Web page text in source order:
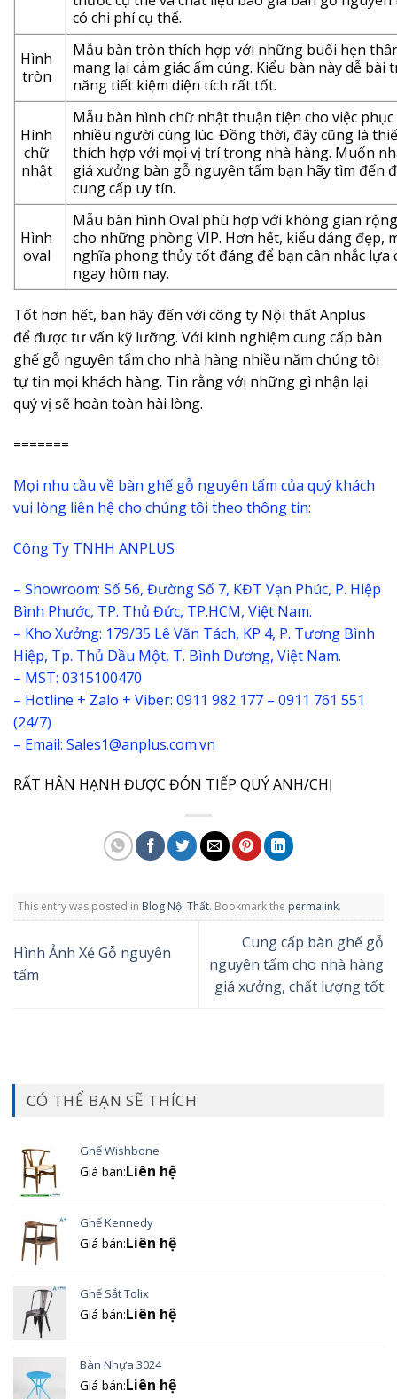
có chi phí cụ thể.
Hình
tròn
Mẫu bàn tròn thích hợp với những buổi hẹn
mang lại cảm giác ấm cúng. Kiểu bàn này dễ bài
năng tiết kiệm diện tích rất tốt.
Hình
chữ
nhật
Mẫu bàn hình chữ nhật thuận tiện cho việc phục
nhiều người cùng lúc. Đồng thời, đây cũng là
thích hợp với mọi vị trí trong nhà hàng. Muốn
giá xưởng bàn gỗ nguyên tấm bạn hãy tìm đến
cung cấp uy tín.
Hình
oval
Mẫu bàn hình Oval phù hợp với không gian
cho những phòng VIP. Hơn hết, kiểu dáng đẹp,
nghĩa phong thủy tốt đáng để bạn cân nhắc lựa
ngay hôm nay.
Tốt hơn hết, bạn hãy đến với công ty Nội thất Anplus
để được tư vấn kỹ lưỡng. Với kinh nghiệm cung cấp bàn
ghế gỗ nguyên tấm cho nhà hàng nhiều năm chúng tôi
tự tin mọi khách hàng. Tin rằng với những gì nhận lại
quý vị sẽ hoàn toàn hài lòng.
=======
Mọi nhu cầu về bàn ghế gỗ nguyên tấm của quý khách
vui lòng liên hệ cho chúng tôi theo thông tin:
Công Ty TNHH ANPLUS
– Showroom: Số 56, Đường Số 7, KĐT Vạn Phúc, P. Hiệp
Bình Phước, TP. Thủ Đức, TP.HCM, Việt Nam.
– Kho Xưởng: 179/35 Lê Văn Tách, KP 4, P. Tương Bình
Hiệp, Tp. Thủ Dầu Một, T. Bình Dương, Việt Nam.
– MST: 0315100470
– Hotline + Zalo + Viber: 0911 982 177 – 0911 761 551
(24/7)
– Email: Sales1@anplus.com.vn
RẤT HÂN HẠNH ĐƯỢC ĐÓN TIẾP QUÝ ANH/CHỊ
This entry was posted in Blog Nội Thất. Bookmark the permalink.
Hình Ảnh Xẻ Gỗ nguyên
tấm
Cung cấp bàn ghế gỗ
nguyên tấm cho nhà hàng
giá xưởng, chất lượng tốt
CÓ THỂ BẠN SẼ THÍCH
Ghế Wishbone
Giá bán:Liên hệ
Ghế Kennedy
Giá bán:Liên hệ
Ghế Sắt Tolix
Giá bán:Liên hệ
Bàn Nhựa 3024
Giá bán:Liên hệ